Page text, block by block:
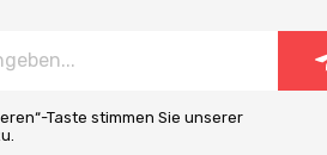
Taste stimmen Sie unserer